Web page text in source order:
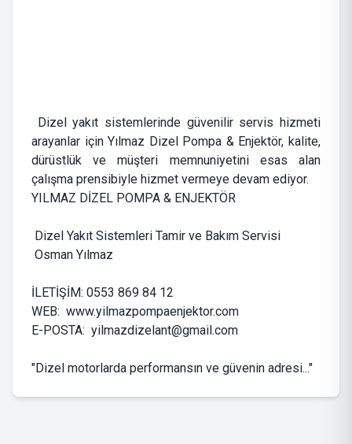
Dizel yakıt sistemlerinde güvenilir servis hizmeti
arayanlar için Yılmaz Dizel Pompa & Enjektör, kalite,
dürüstlük ve müşteri memnuniyetini esas alan
çalışma prensibiyle hizmet vermeye devam ediyor.
YILMAZ DİZEL POMPA & ENJEKTÖR
Dizel Yakıt Sistemleri Tamir ve Bakım Servisi
Osman Yılmaz
İLETİŞİM: 0553 869 84 12
WEB: www.yilmazpompaenjektor.com
E-POSTA: yilmazdizelant@gmail.com
"Dizel motorlarda performansın ve güvenin adresi..."